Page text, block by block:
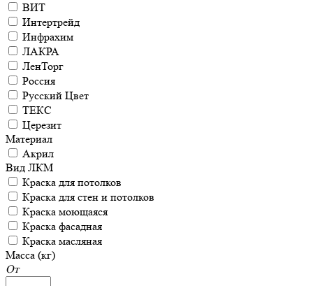
ВИТ
Интертрейд
Инфрахим
ЛАКРА
ЛенТорг
Россия
Русский Цвет
ТЕКС
Церезит
Материал
Акрил
Вид ЛКМ
Краска для потолков
Краска для стен и потолков
Краска моющаяся
Краска фасадная
Краска масляная
Масса (кг)
От